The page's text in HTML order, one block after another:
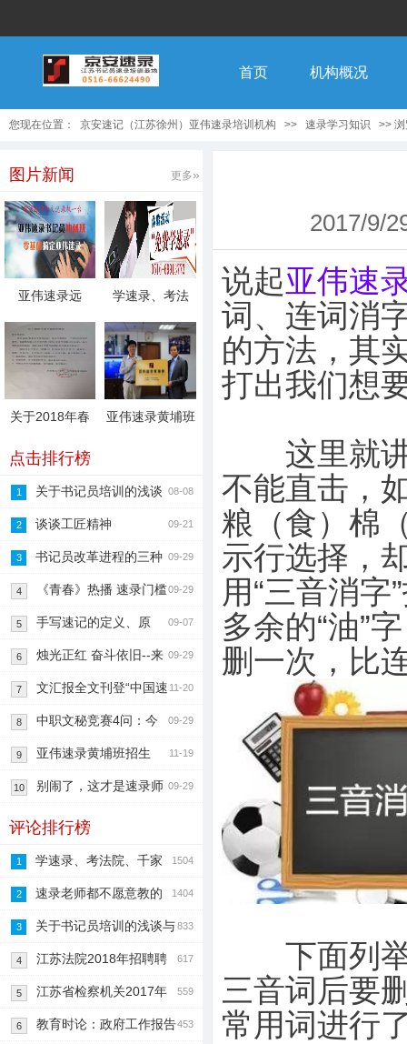
首页 机构概况
您现在位置： 京安速记（江苏徐州）亚伟速录培训机构 >> 速录学习知识 >>
2017/9/
说起亚伟速
词、连词消
的方法，其
打出我们想
这里就讲
不能直击，
粮（食）棉
示行选择，
用“三音消字
多余的“油”
删一次，比
下面列举
三音词后要
常用词进行
更多»
图片新闻
亚伟速录远
学速录、考法
关于2018年春
亚伟速录黄埔班
点击排行榜
08-08
1 关于书记员培训的浅谈
与分析 09-21
2 谈谈工匠精神
09-29
3 书记员改革进程的三种
模式 09-29
4 《青春》热播 速录门槛
有人探 09-07
5 手写速记的定义、原
理、特点和用途 09-29
6 烛光正红 奋斗依旧--来
自中国速记网 11-20
7 文汇报全文刊登“中国速
记泰斗唐亚伟” 09-29
8 中职文秘竞赛4问：今
年竞赛（教学）软 11-19
9 亚伟速录黄埔班招生
啦！ 09-29
10 别闹了，这才是速录师
和语音识别的核心
评论排行榜
1504
1 学速录、考法院、千家
法院任你选 1404
2 速录老师都不愿意教的
速录技巧分享 833
3 关于书记员培训的浅谈与
分析 617
4 江苏法院2018年招聘聘
用制书记员就 559
5 江苏省检察机关2017年
公开招聘书记 453
6 教育时论：政府工作报告